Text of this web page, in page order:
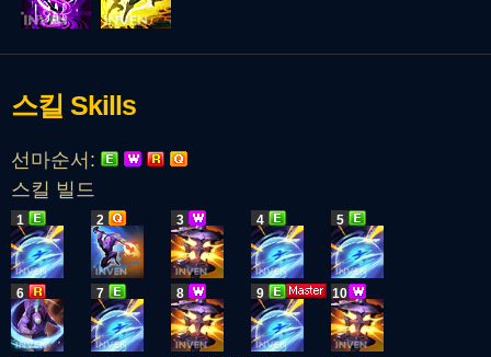
스킬 Skills
선마순서:
스킬 빌드
1 2 3 4 5
6 7 8 9 10